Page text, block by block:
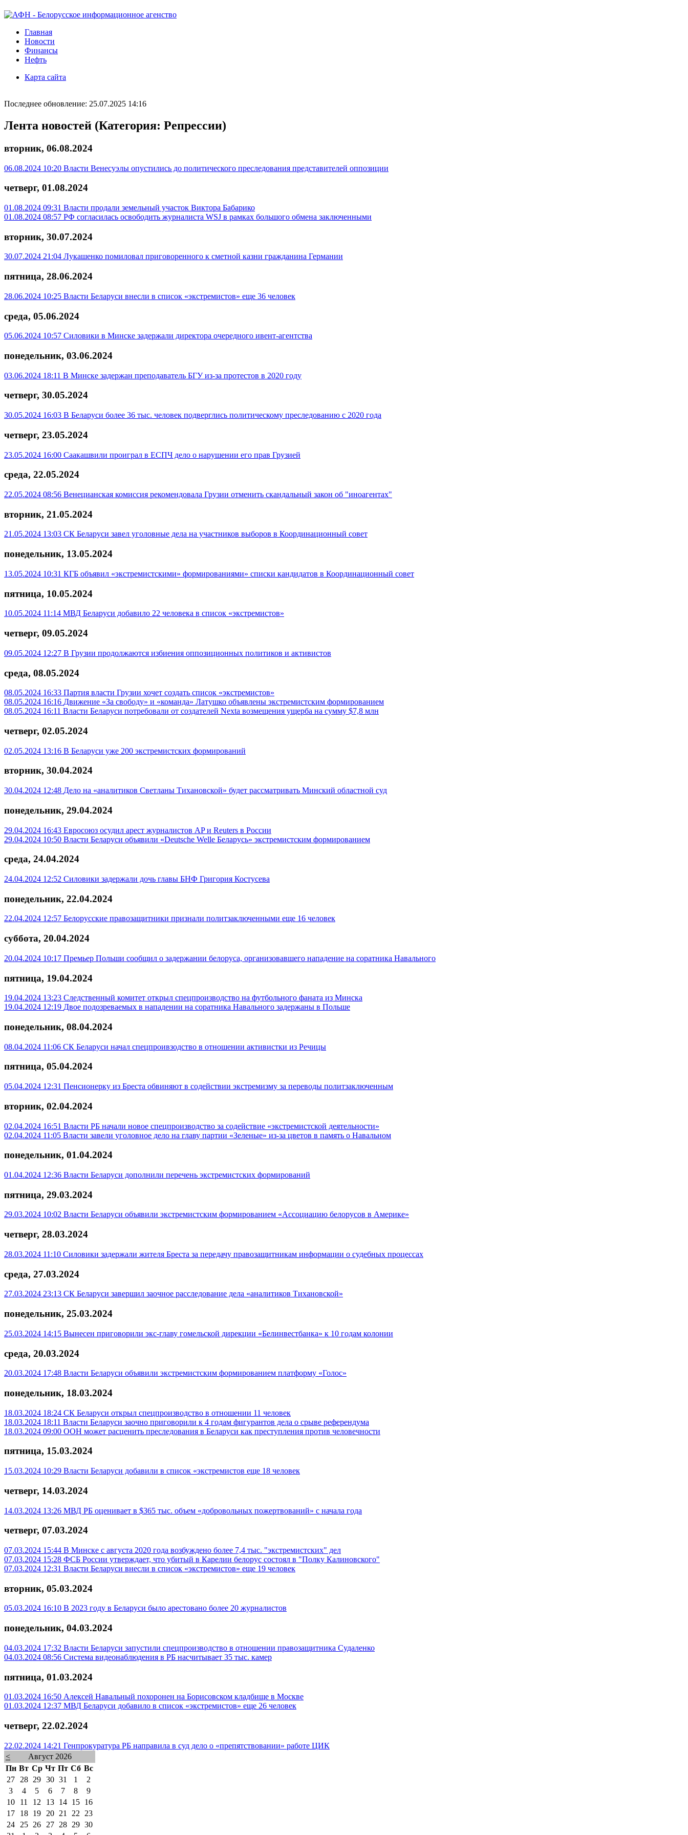
Главная
Новости
Финансы
Нефть
Карта сайта
Последнее обновление: 25.07.2025 14:16
Лента новостей (Категория: Репрессии)
вторник, 06.08.2024
06.08.2024 10:20 Власти Венесуэлы опустились до политического преследования представителей оппозиции
четверг, 01.08.2024
01.08.2024 09:31 Власти продали земельный участок Виктора Бабарико
01.08.2024 08:57 РФ согласилась освободить журналиста WSJ в рамках большого обмена заключенными
вторник, 30.07.2024
30.07.2024 21:04 Лукашенко помиловал приговоренного к сметной казни гражданина Германии
пятница, 28.06.2024
28.06.2024 10:25 Власти Беларуси внесли в список «экстремистов» еще 36 человек
среда, 05.06.2024
05.06.2024 10:57 Силовики в Минске задержали директора очередного ивент-агентства
понедельник, 03.06.2024
03.06.2024 18:11 В Минске задержан преподаватель БГУ из-за протестов в 2020 году
четверг, 30.05.2024
30.05.2024 16:03 В Беларуси более 36 тыс. человек подверглись политическому преследованию с 2020 года
четверг, 23.05.2024
23.05.2024 16:00 Саакашвили проиграл в ЕСПЧ дело о нарушении его прав Грузией
среда, 22.05.2024
22.05.2024 08:56 Венецианская комиссия рекомендовала Грузии отменить скандальный закон об "иноагентах"
вторник, 21.05.2024
21.05.2024 13:03 СК Беларуси завел уголовные дела на участников выборов в Координационный совет
понедельник, 13.05.2024
13.05.2024 10:31 КГБ объявил «экстремистскими» формированиями» списки кандидатов в Координационный совет
пятница, 10.05.2024
10.05.2024 11:14 МВД Беларуси добавило 22 человека в список «экстремистов»
четверг, 09.05.2024
09.05.2024 12:27 В Грузии продолжаются избиения оппозиционных политиков и активистов
среда, 08.05.2024
08.05.2024 16:33 Партия власти Грузии хочет создать список «экстремистов»
08.05.2024 16:16 Движение «За свободу» и «команда» Латушко объявлены экстремистским формированием
08.05.2024 16:11 Власти Беларуси потребовали от создателей Nexta возмещения ущерба на сумму $7,8 млн
четверг, 02.05.2024
02.05.2024 13:16 В Беларуси уже 200 экстремистских формирований
вторник, 30.04.2024
30.04.2024 12:48 Дело на «аналитиков Светланы Тихановской» будет рассматривать Минский областной суд
понедельник, 29.04.2024
29.04.2024 16:43 Евросоюз осудил арест журналистов AP и Reuters в России
29.04.2024 10:50 Власти Беларуси объявили «Deutsche Welle Беларусь» экстремистским формированием
среда, 24.04.2024
24.04.2024 12:52 Силовики задержали дочь главы БНФ Григория Костусева
понедельник, 22.04.2024
22.04.2024 12:57 Белорусские правозащитники признали политзаключенными еще 16 человек
суббота, 20.04.2024
20.04.2024 10:17 Премьер Польши сообщил о задержании белоруса, организовавшего нападение на соратника Навального
пятница, 19.04.2024
19.04.2024 13:23 Следственный комитет открыл спецпроизводство на футбольного фаната из Минска
19.04.2024 12:19 Двое подозреваемых в нападении на соратника Навального задержаны в Польше
понедельник, 08.04.2024
08.04.2024 11:06 СК Беларуси начал спецпроивзодство в отношении активистки из Речицы
пятница, 05.04.2024
05.04.2024 12:31 Пенсионерку из Бреста обвиняют в содействии экстремизму за переводы политзаключенным
вторник, 02.04.2024
02.04.2024 16:51 Власти РБ начали новое спецпроизводство за содействие «экстремистской деятельности»
02.04.2024 11:05 Власти завели уголовное дело на главу партии «Зеленые» из-за цветов в память о Навальном
понедельник, 01.04.2024
01.04.2024 12:36 Власти Беларуси дополнили перечень экстремистских формирований
пятница, 29.03.2024
29.03.2024 10:02 Власти Беларуси объявили экстремистским формированием «Ассоциацию белорусов в Америке»
четверг, 28.03.2024
28.03.2024 11:10 Силовики задержали жителя Бреста за передачу правозащитникам информации о судебных процессах
среда, 27.03.2024
27.03.2024 23:13 СК Беларуси завершил заочное расследование дела «аналитиков Тихановской»
понедельник, 25.03.2024
25.03.2024 14:15 Вынесен приговорили экс-главу гомельской дирекции «Белинвестбанка» к 10 годам колонии
среда, 20.03.2024
20.03.2024 17:48 Власти Беларуси объявили экстремистским формированием платформу «Голос»
понедельник, 18.03.2024
18.03.2024 18:24 СК Беларуси открыл спецпроизводство в отношении 11 человек
18.03.2024 18:11 Власти Беларуси заочно приговорили к 4 годам фигурантов дела о срыве референдума
18.03.2024 09:00 ООН может расценить преследования в Беларуси как преступления против человечности
пятница, 15.03.2024
15.03.2024 10:29 Власти Беларуси добавили в список «экстремистов еще 18 человек
четверг, 14.03.2024
14.03.2024 13:26 МВД РБ оценивает в $365 тыс. объем «добровольных пожертвований» с начала года
четверг, 07.03.2024
07.03.2024 15:44 В Минске с августа 2020 года возбуждено более 7,4 тыс. "экстремистских" дел
07.03.2024 15:28 ФСБ России утверждает, что убитый в Карелии белорус состоял в "Полку Калиновского"
07.03.2024 12:31 Власти Беларуси внесли в список «экстремистов» еще 19 человек
вторник, 05.03.2024
05.03.2024 16:10 В 2023 году в Беларуси было арестовано более 20 журналистов
понедельник, 04.03.2024
04.03.2024 17:32 Власти Беларуси запустили спецпроизводство в отношении правозащитника Судаленко
04.03.2024 08:56 Система видеонаблюдения в РБ насчитывает 35 тыс. камер
пятница, 01.03.2024
01.03.2024 16:50 Алексей Навальный похоронен на Борисовском кладбище в Москве
01.03.2024 12:37 МВД Беларуси добавило в список «экстремистов» еще 26 человек
четверг, 22.02.2024
22.02.2024 14:21 Генпрокуратура РБ направила в суд дело о «препятствовании» работе ЦИК
<
Август 2026
Пн Вт Ср Чт Пт Сб Вс
27
28 29 30 31 1
2
3
4 5 6 7 8
9
10
11 12 13 14 15
16
17
18 19 20 21 22
23
24
25 26 27 28 29 30